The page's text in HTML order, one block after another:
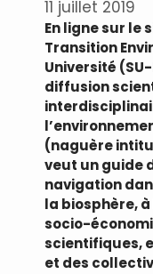
11 juillet 2019
En ligne sur le
Transition
Université
diffusion
(naguère
veut un guide
navigation
la biosphère,
socio-
scientifiques,
et des